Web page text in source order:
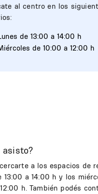
al centro en los
de 13:00 a 14:00 h
de 10:00 a 12:00 h
asisto?
a los espacios de
13:00 a 14:00 h y los
h. También podés